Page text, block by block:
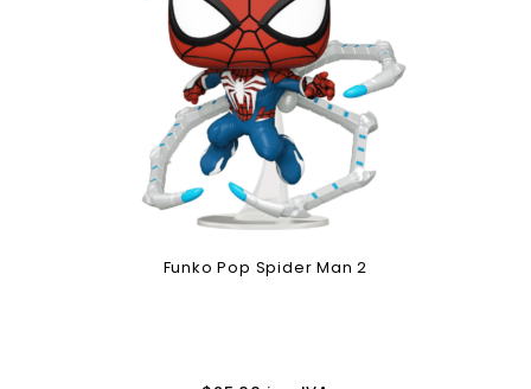
Funko Pop Spider Man 2